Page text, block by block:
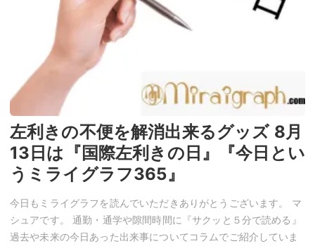
左利きの不便を解消出来るグッズ 8月
13日は『国際左利きの日』『今日とい
うミライグラフ365』
今日もミライグラフを読んでいただきありがとうございます。 マ
シュアです。 通勤・通学や隙間時間に『サクッと５分で読める』
過去や未来の今日あった出来事についてコラムでご紹介していま